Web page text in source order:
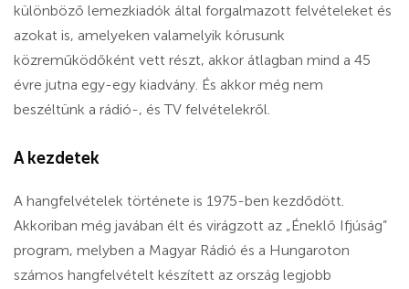
különböző lemezkiadók által forgalmazott felvételeket és
azokat is, amelyeken valamelyik kórusunk
közreműködőként vett részt, akkor átlagban mind a 45
évre jutna egy-egy kiadvány. És akkor még nem
beszéltünk a rádió-, és TV felvételekről.
A kezdetek
A hangfelvételek története is 1975-ben kezdődött.
Akkoriban még javában élt és virágzott az „Éneklő Ifjúság”
program, melyben a Magyar Rádió és a Hungaroton
számos hangfelvételt készített az ország legjobb